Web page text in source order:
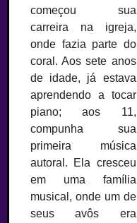
começou sua
carreira na igreja,
onde fazia parte do
coral. Aos sete anos
de idade, já estava
aprendendo a tocar
piano; aos 11,
compunha sua
primeira música
autoral. Ela cresceu
em uma família
musical, onde um de
seus avôs era